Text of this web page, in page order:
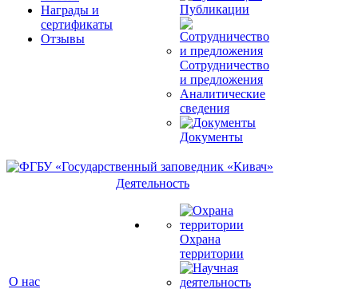
Награды и
сертификаты
Отзывы
Публикации
Сотрудничество
и предложения
Аналитические
сведения
Документы
О нас
Деятельность
Охрана
территории